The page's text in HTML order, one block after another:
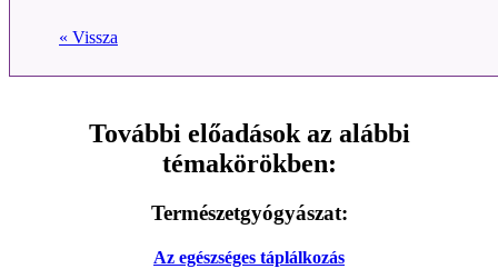
« Vissza
További előadások az alábbi
témakörökben:
Természetgyógyászat:
Az egészséges táplálkozás